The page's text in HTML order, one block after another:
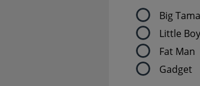
Big
Little Boy
Fat Man
Gadget